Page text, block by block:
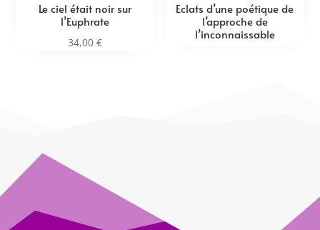
Le ciel était noir sur
l’Euphrate
34,00€
Eclats d’une poétique de
l’approche de
l’inconnaissable